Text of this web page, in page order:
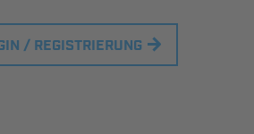
/ REGISTRIERUNG